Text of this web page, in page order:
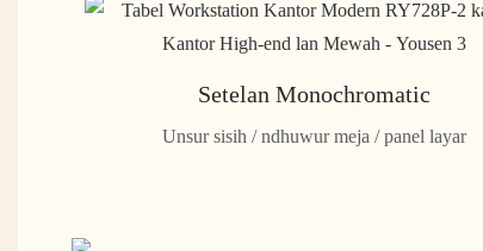
Setelan Monochromatic
Unsur sisih / ndhuwur meja / panel layar